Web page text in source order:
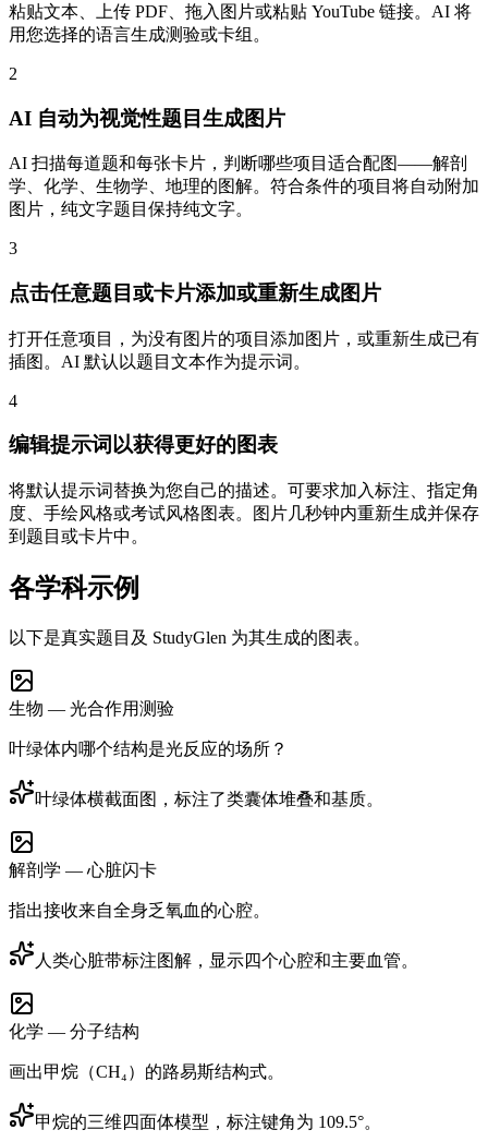
粘贴文本、上传 PDF、拖入图片或粘贴 YouTube 链接。AI 将
用您选择的语言生成测验或卡组。
2
AI 自动为视觉性题目生成图片
AI 扫描每道题和每张卡片，判断哪些项目适合配图——解剖
学、化学、生物学、地理的图解。符合条件的项目将自动附加
图片，纯文字题目保持纯文字。
3
点击任意题目或卡片添加或重新生成图片
打开任意项目，为没有图片的项目添加图片，或重新生成已有
插图。AI 默认以题目文本作为提示词。
4
编辑提示词以获得更好的图表
将默认提示词替换为您自己的描述。可要求加入标注、指定角
度、手绘风格或考试风格图表。图片几秒钟内重新生成并保存
到题目或卡片中。
各学科示例
以下是真实题目及 StudyGlen 为其生成的图表。
生物 — 光合作用测验
叶绿体内哪个结构是光反应的场所？
叶绿体横截面图，标注了类囊体堆叠和基质。
解剖学 — 心脏闪卡
指出接收来自全身乏氧血的心腔。
人类心脏带标注图解，显示四个心腔和主要血管。
化学 — 分子结构
画出甲烷（CH₄）的路易斯结构式。
甲烷的三维四面体模型，标注键角为 109.5°。